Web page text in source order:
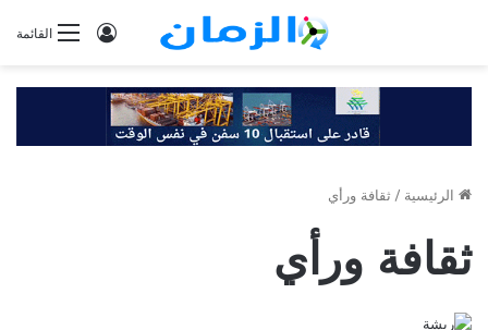
القائمةتسجيل
الرئيسية / ثقافة ورأي
ثقافة ورأي